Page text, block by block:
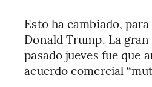
Esto ha cambiado,
Donald Trump. La
pasado jueves fue que
acuerdo comercial